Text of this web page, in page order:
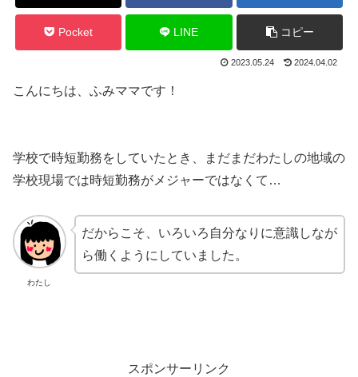
Pocket LINE コピー
2023.05.24 2024.04.02
こんにちは、ふみママです！
学校で時短勤務をしていたとき、まだまだわたしの地域の
学校現場では時短勤務がメジャーではなくて…
わたし
だからこそ、いろいろ自分なりに意識しなが
ら働くようにしていました。
スポンサーリンク